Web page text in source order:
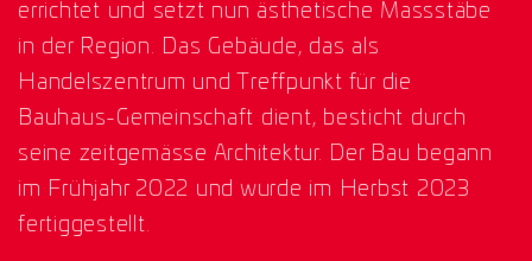
errichtet und setzt nun ästhetische Massstäbe
in der Region. Das Gebäude, das als
Handelszentrum und Treffpunkt für die
Bauhaus-Gemeinschaft dient, besticht durch
seine zeitgemässe Architektur. Der Bau begann
im Frühjahr 2022 und wurde im Herbst 2023
fertiggestellt.